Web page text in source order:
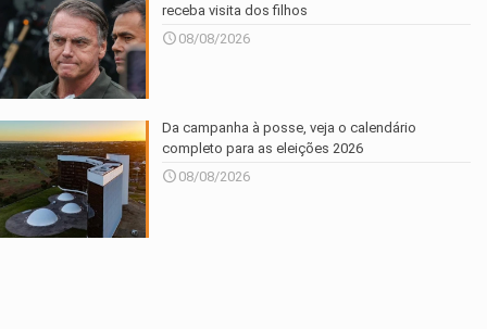
receba visita dos filhos
08/08/2026
Da campanha à posse, veja o calendário
completo para as eleições 2026
08/08/2026